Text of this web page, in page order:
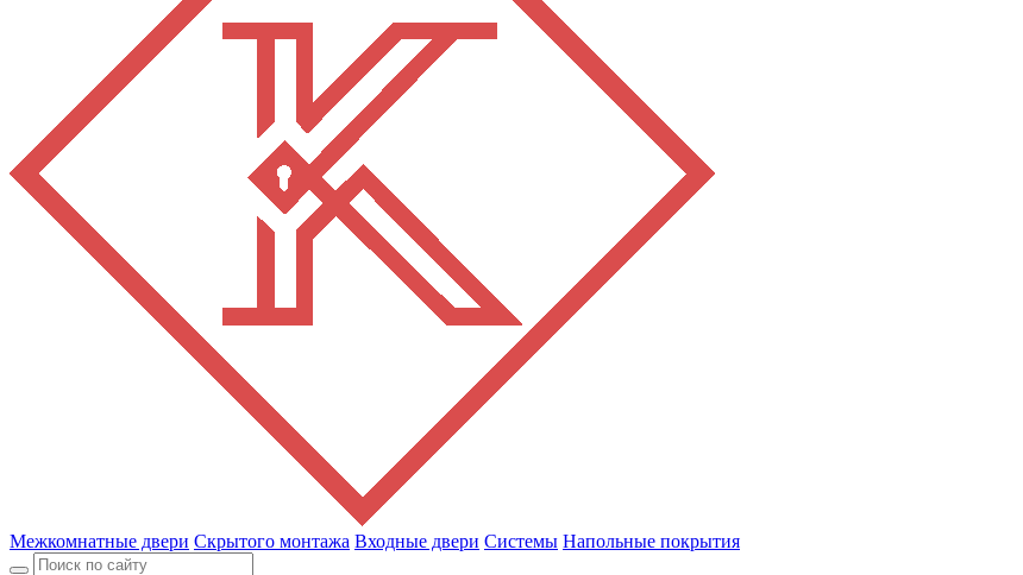
Межкомнатные двери Скрытого монтажа Входные двери Системы Напольные покрытия